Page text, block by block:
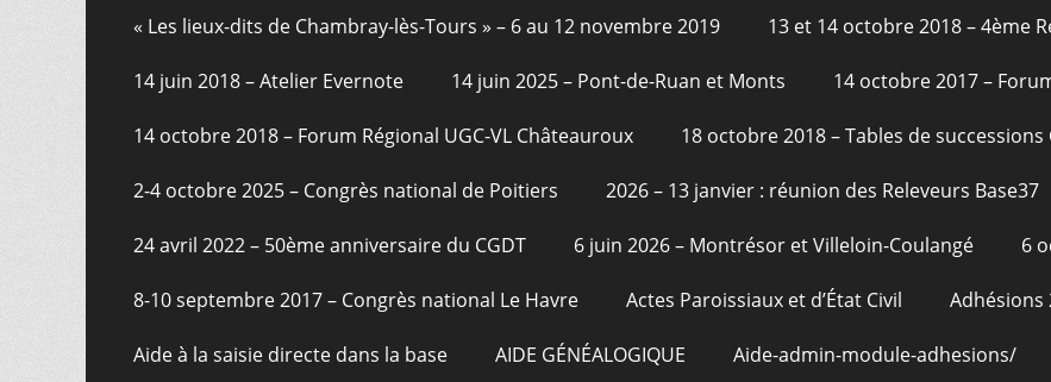
de
page
contenu
« Les lieux-dits de Chambray-lès-Tours » – 6 au 12 novembre 2019 13 et 14 octobre 2018 – 4ème
14 juin 2018 – Atelier Evernote 14 juin 2025 – Pont-de-Ruan et Monts 14 octobre 2017 –
14 octobre 2018 – Forum Régional UGC-VL Châteauroux 18 octobre 2018 – Tables de successions
2-4 octobre 2025 – Congrès national de Poitiers 2026 – 13 janvier : réunion des Releveurs Base37
24 avril 2022 – 50ème anniversaire du CGDT 6 juin 2026 – Montrésor et Villeloin-Coulangé 6
8-10 septembre 2017 – Congrès national Le Havre Actes Paroissiaux et d’État Civil Adhésions
Aide à la saisie directe dans la base AIDE GÉNÉALOGIQUE Aide-admin-module-adhesions/